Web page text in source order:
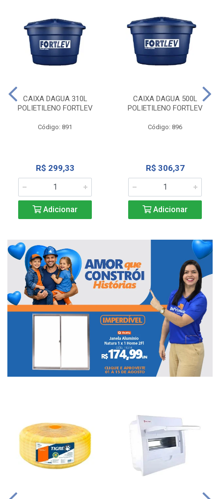
CAIXA DAGUA 310L
POLIETILENO FORTLEV
Código: 891
R$ 299,33
Adicionar
CAIXA DAGUA 500L
POLIETILENO FORTLEV
Código: 896
R$ 306,37
Adicionar